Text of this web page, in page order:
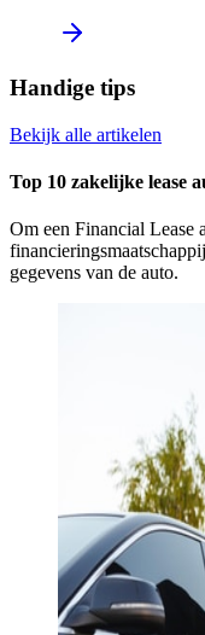
Handige tips
Bekijk alle artikelen
Top 10 zakelijke lease
Om een Financial Lease
gegevens van de auto.